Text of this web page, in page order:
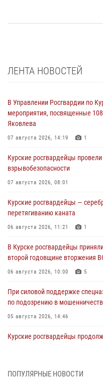
ЛЕНТА НОВОСТЕЙ
В Управлении Росгвардии по
мероприятия, посвященные
Яковлева
07 августа 2026, 14:19 1
Курские росгвардейцы
взрывобезопасности
07 августа 2026, 08:01
Курские росгвардейцы —
перетягиванию каната
06 августа 2026, 11:21 1
В Курске росгвардейцы
второй годовщине вторжения
06 августа 2026, 10:00 5
При силовой поддержке
по подозрению в
05 августа 2026, 14:46
Курские росгвардейцы
ПОПУЛЯРНЫЕ НОВОСТИ